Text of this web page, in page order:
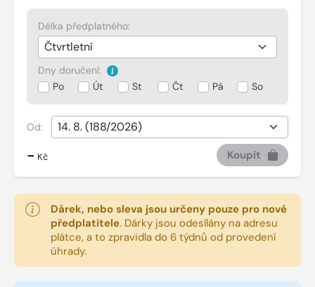
Délka předplatného:
Dny doručení:
Po
Út St Čt Pá So
Od:
- Kč Koupit
Dárek, nebo sleva jsou určeny pouze pro nové
předplatitele. Dárky jsou odesílány na adresu
plátce, a to zpravidla do 6 týdnů od provedení
úhrady.